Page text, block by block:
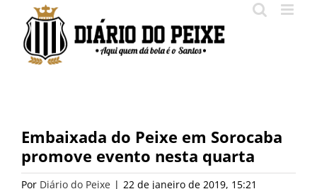
conteúdo
Embaixada do Peixe em Sorocaba
promove evento nesta quarta
Por Diário do Peixe | 22 de janeiro de 2019, 15:21